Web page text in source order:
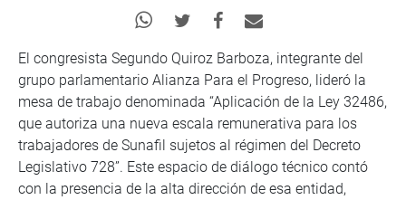
El congresista Segundo Quiroz Barboza, integrante del
grupo parlamentario Alianza Para el Progreso, lideró la
mesa de trabajo denominada “Aplicación de la Ley 32486,
que autoriza una nueva escala remunerativa para los
trabajadores de Sunafil sujetos al régimen del Decreto
Legislativo 728”. Este espacio de diálogo técnico contó
con la presencia de la alta dirección de esa entidad,